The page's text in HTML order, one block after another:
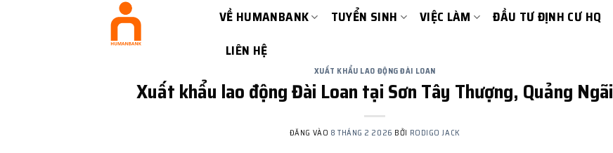
VỀ HUMANBANK TUYỂN SINH VIỆC LÀM ĐẦU TƯ ĐỊNH CƯ HQ
LIÊN HỆ
XUẤT KHẨU LAO ĐỘNG ĐÀI LOAN
Xuất khẩu lao động Đài Loan tại Sơn Tây Thượng, Quảng Ngãi
ĐĂNG VÀO 8 THÁNG 2 2026 BỞI RODIGO JACK